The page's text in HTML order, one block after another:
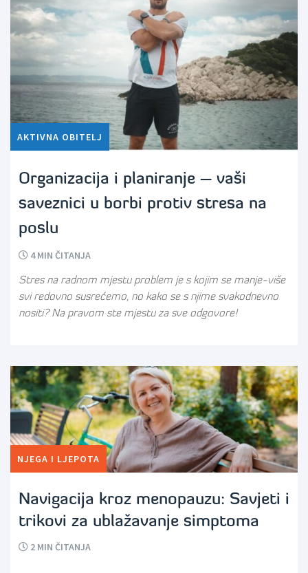
AKTIVNA OBITELJ
Organizacija i planiranje – vaši
saveznici u borbi protiv stresa na
poslu
4 MIN ČITANJA
Stres na radnom mjestu problem je s kojim se manje-više
svi redovno susrećemo, no kako se s njime svakodnevno
nositi? Na pravom ste mjestu za sve odgovore!
NJEGA I LJEPOTA
Navigacija kroz menopauzu: Savjeti i
trikovi za ublažavanje simptoma
2 MIN ČITANJA